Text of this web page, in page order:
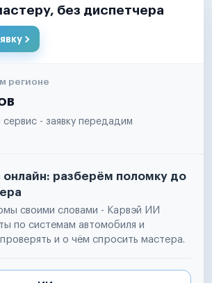
без диспетчера
регионе
- заявку передадим
онлайн: разберём поломку до
своими словами - Карвэй ИИ
по системам автомобиля и
и о чём спросить мастера.